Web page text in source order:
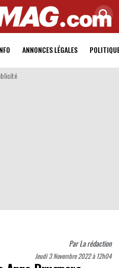
ANNONCES LÉGALES
ParLa rédaction
Jeudi 3 Novembre 2022 à 12h04